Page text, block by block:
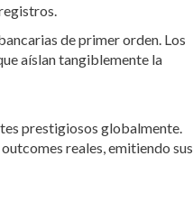
de primer orden. Los
aíslan tangiblemente la
prestigiosos globalmente.
reales, emitiendo sus